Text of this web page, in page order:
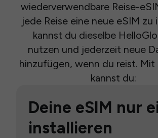
wiederverwendbare Reise-
jede Reise eine neue eSIM zu
kannst du dieselbe
nutzen und jederzeit neue
hinzufügen, wenn du reist. Mit
kannst du:
Deine eSIM nur
installieren